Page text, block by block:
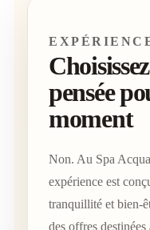
pensée
moment
Non. Au Spa
expérience est
tranquillité et bien-
des offres